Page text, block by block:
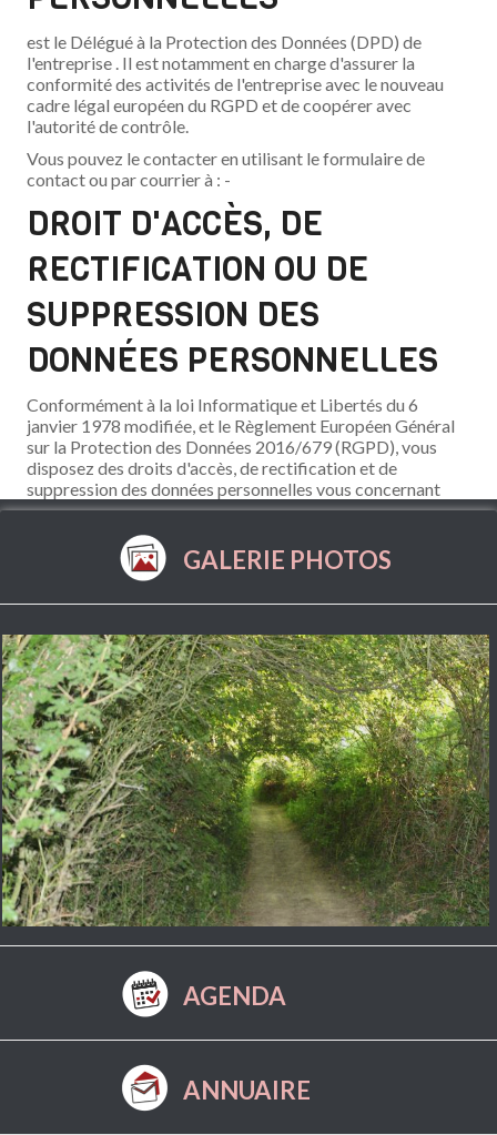
est le Délégué à la Protection des Données (DPD) de
l'entreprise . Il est notamment en charge d'assurer la
conformité des activités de l'entreprise avec le nouveau
cadre légal européen du RGPD et de coopérer avec
l'autorité de contrôle.
Vous pouvez le contacter en utilisant le formulaire de
contact ou par courrier à : -
DROIT D'ACCÈS, DE
RECTIFICATION OU DE
SUPPRESSION DES
DONNÉES PERSONNELLES
Conformément à la loi Informatique et Libertés du 6
janvier 1978 modifiée, et le Règlement Européen Général
sur la Protection des Données 2016/679 (RGPD), vous
disposez des droits d'accès, de rectification et de
suppression des données personnelles vous concernant
que vous pouvez exercer en utilisant le formulaire de
contact ou en envoyant un courrier à -
GALERIE PHOTOS
AGENDA
ANNUAIRE